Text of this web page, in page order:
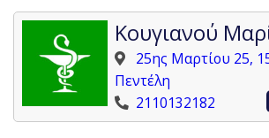
Κουγιανού
25ης Μαρτίου 25,
Πεντέλη
2110132182